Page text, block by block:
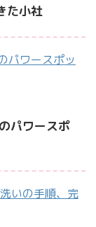
た小社
パワースポ